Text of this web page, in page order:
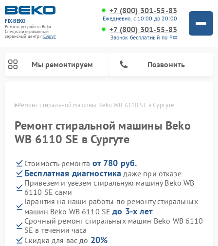
FIX-BEKO
Ремонт устройств Beko
Специализированный
cервисный центр г.Сургут
+7 (800) 301-55-83
Ежедневно, с 10:00 до 20:00
+7 (800) 301-55-83
Звонок бесплатный по РФ
Мы ремонтируем Позвонить
Ремонт стиральной машины Beko WB 6110 SE в Сургуте
Ремонт стиральной машины Beko
WB 6110 SE в Сургуте
Стоимость ремонта от 780 руб.
Бесплатная диагностика даже при отказе
Привезем и увезем стиральную машину Beko WB
6110 SE сами
Гарантия на наши работы по ремонту стиральных
машин Beko WB 6110 SEдо 3-х лет
Срочный ремонт стиральных машин Beko WB 6110
SE в течении часа
Скидка для вас до 20%